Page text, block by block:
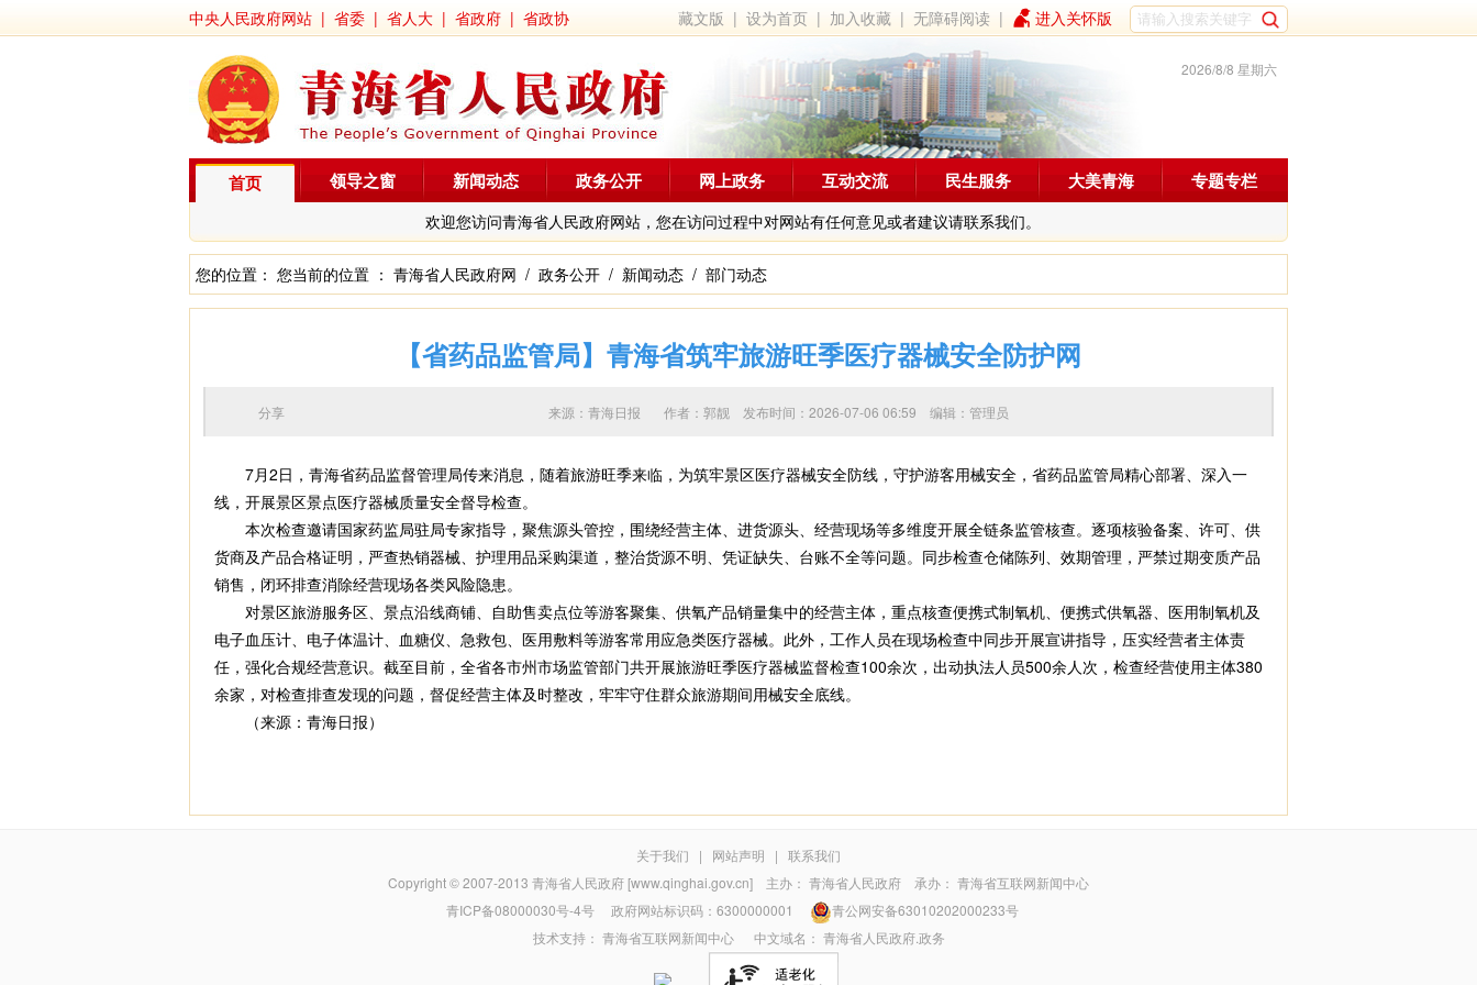
中央人民政府网站 | 省委 | 省人大 | 省政府 | 省政协 藏文版 |设为首页 | 加入收藏 |无障碍阅读 | 进入关怀版
2026/8/8 星期六
首页
欢迎您访问青海省人民政府网站，您在访问过程中对网站有任何意见或者建议请联系我们。
领导之窗 新闻动态 政务公开 网上政务 互动交流 民生服务 大美青海 专题专栏
您的位置： 您当前的位置 ： 青海省人民政府网 / 政务公开 / 新闻动态 / 部门动态
【省药品监管局】青海省筑牢旅游旺季医疗器械安全防护网
来源：青海日报 作者： 郭靓 发布时间：2026-07-06 06:59 编辑：管理员
分享
7月2日，青海省药品监督管理局传来消息，随着旅游旺季来临，为筑牢景区医疗器械安全防线，守护游客用械安全，省药品监管局精心部署、深入一
线，开展景区景点医疗器械质量安全督导检查。
本次检查邀请国家药监局驻局专家指导，聚焦源头管控，围绕经营主体、进货源头、经营现场等多维度开展全链条监管核查。逐项核验备案、许可、供
货商及产品合格证明，严查热销器械、护理用品采购渠道，整治货源不明、凭证缺失、台账不全等问题。同步检查仓储陈列、效期管理，严禁过期变质产品
销售，闭环排查消除经营现场各类风险隐患。
对景区旅游服务区、景点沿线商铺、自助售卖点位等游客聚集、供氧产品销量集中的经营主体，重点核查便携式制氧机、便携式供氧器、医用制氧机及
电子血压计、电子体温计、血糖仪、急救包、医用敷料等游客常用应急类医疗器械。此外，工作人员在现场检查中同步开展宣讲指导，压实经营者主体责
任，强化合规经营意识。截至目前，全省各市州市场监管部门共开展旅游旺季医疗器械监督检查100余次，出动执法人员500余人次，检查经营使用主体380
余家，对检查排查发现的问题，督促经营主体及时整改，牢牢守住群众旅游期间用械安全底线。
（来源：青海日报）
关于我们 | 网站声明 | 联系我们
Copyright © 2007-2013 青海省人民政府 [www.qinghai.gov.cn] 主办： 青海省人民政府 承办： 青海省互联网新闻中心
青ICP备08000030号-4号政府网站标识码：6300000001
青公网安备63010202000233号
技术支持： 青海省互联网新闻中心中文域名： 青海省人民政府.政务